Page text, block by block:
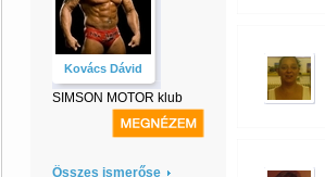
Kovács Dávid
SIMSON MOTOR klub
Összes ismerőse